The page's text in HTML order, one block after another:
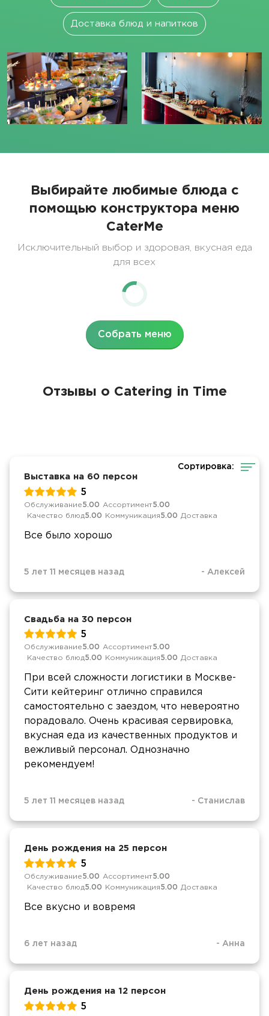
Доставка блюд и напитков
Выбирайте любимые блюда с
помощью конструктора меню
CaterMe
Исключительный выбор и здоровая, вкусная еда
для всех
Собрать меню
Отзывы о Catering in Time
Сортировка:
Выставка на 60 персон
5
Обслуживание5.00 Ассортимент5.00
Качество блюд5.00 Коммуникация5.00 Доставка
Все было хорошо
5 лет 11 месяцев назад - Алексей
Свадьба на 30 персон
5
Обслуживание5.00 Ассортимент5.00
Качество блюд5.00 Коммуникация5.00 Доставка
При всей сложности логистики в Москве-
Сити кейтеринг отлично справился
самостоятельно с заездом, что невероятно
порадовало. Очень красивая сервировка,
вкусная еда из качественных продуктов и
вежливый персонал. Однозначно
рекомендуем!
5 лет 11 месяцев назад - Станислав
День рождения на 25 персон
5
Обслуживание5.00 Ассортимент5.00
Качество блюд5.00 Коммуникация5.00 Доставка
Все вкусно и вовремя
6 лет назад - Анна
День рождения на 12 персон
5